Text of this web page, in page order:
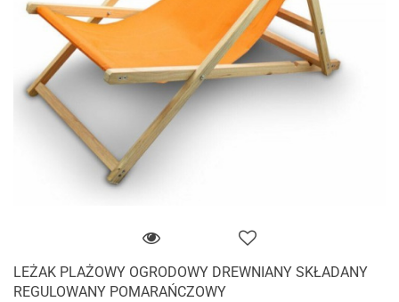
LEŻAK PLAŻOWY OGRODOWY DREWNIANY SKŁADANY
REGULOWANY POMARAŃCZOWY